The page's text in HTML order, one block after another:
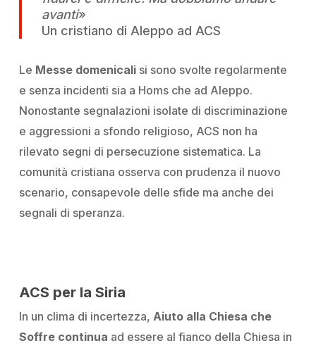
avanti»
Un cristiano di Aleppo ad ACS
Le Messe domenicali si sono svolte regolarmente
e senza incidenti sia a Homs che ad Aleppo.
Nonostante segnalazioni isolate di discriminazione
e aggressioni a sfondo religioso, ACS non ha
rilevato segni di persecuzione sistematica. La
comunità cristiana osserva con prudenza il nuovo
scenario, consapevole delle sfide ma anche dei
segnali di speranza.
ACS per la Siria
In un clima di incertezza,Aiuto alla Chiesa che
Soffre continua ad essere al fianco della Chiesa in